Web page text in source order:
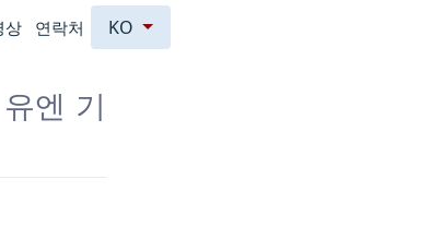
상 연락처 KO
엔 기